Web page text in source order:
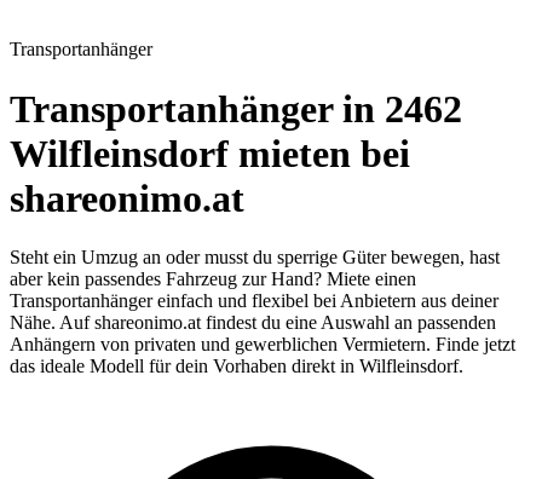
Transportanhänger
Transportanhänger in 2462
Wilfleinsdorf mieten bei
shareonimo.at
Steht ein Umzug an oder musst du sperrige Güter bewegen, hast
aber kein passendes Fahrzeug zur Hand? Miete einen
Transportanhänger einfach und flexibel bei Anbietern aus deiner
Nähe. Auf shareonimo.at findest du eine Auswahl an passenden
Anhängern von privaten und gewerblichen Vermietern. Finde jetzt
das ideale Modell für dein Vorhaben direkt in Wilfleinsdorf.